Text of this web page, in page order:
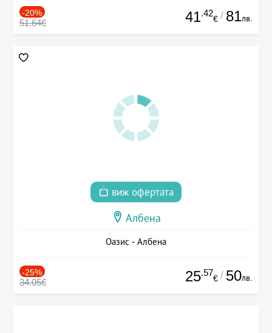
-20%
51.64€ 41.42
€ / 81лв.
виж офертата
Албена
Оазис - Албена
-25%
34.05€ 25.57
€ / 50лв.